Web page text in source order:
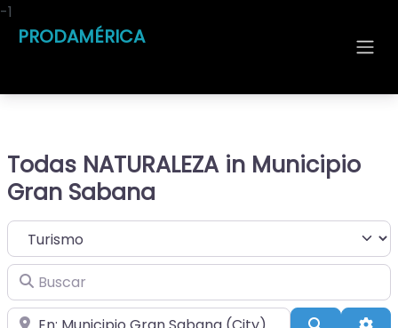
PRODAMÉRICA
Todas NATURALEZA in Municipio
Gran Sabana
Seleccionar el formulario de búsqueda
Buscar
Cerca de
-1